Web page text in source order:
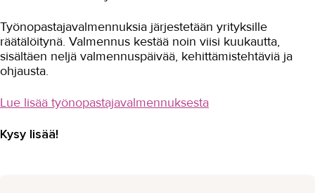
Työnopastajavalmennuksia järjestetään yrityksille
räätälöitynä. Valmennus kestää noin viisi kuukautta,
sisältäen neljä valmennuspäivää, kehittämistehtäviä ja
ohjausta.
Lue lisää työnopastajavalmennuksesta
Kysy lisää!